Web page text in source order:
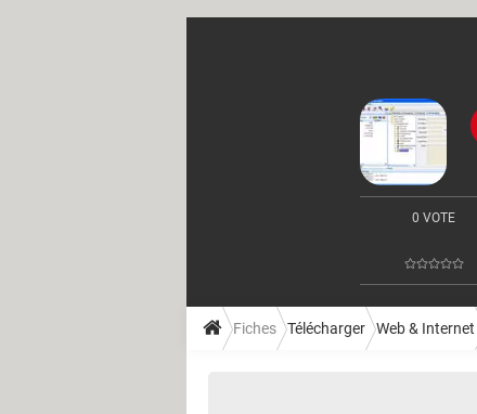
0 VOTE
Fiches Télécharger Web & Internet